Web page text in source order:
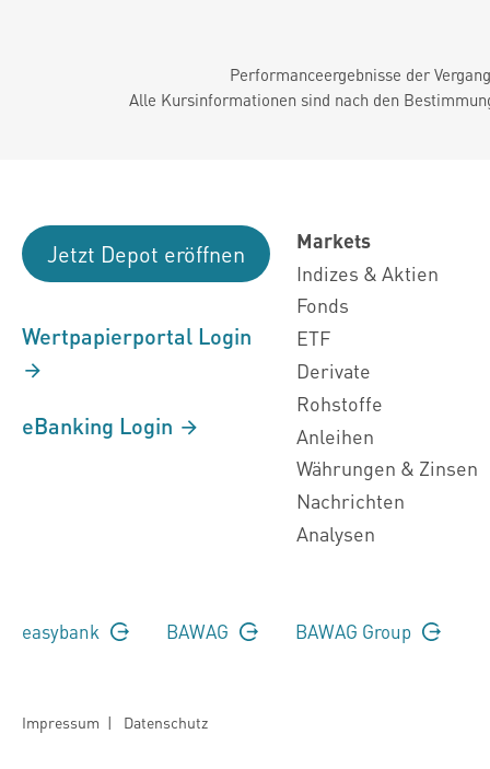
Performanceergebnisse der
Alle Kursinformationen sind nach den
Jetzt Depot eröffnen
Wertpapierportal Login
eBanking Login
Markets
Indizes & Aktien
Fonds
ETF
Derivate
Rohstoffe
Anleihen
Währungen & Zinsen
Nachrichten
Analysen
easybank BAWAG BAWAG Group
Impressum | Datenschutz